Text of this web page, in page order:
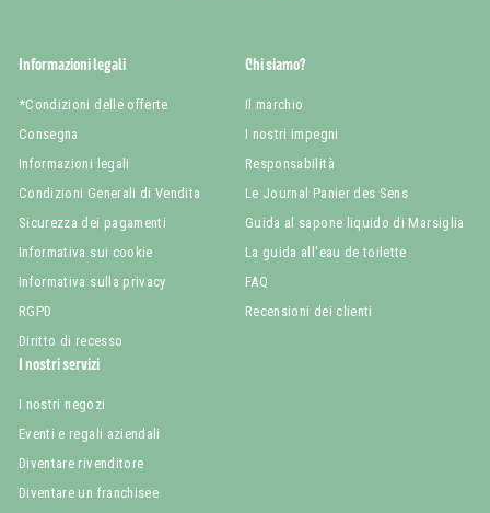
Informazioni legali
*Condizioni delle offerte
Consegna
Informazioni legali
Condizioni Generali di Vendita
Sicurezza dei pagamenti
Informativa sui cookie
Informativa sulla privacy
RGPD
Diritto di recesso
Chi siamo?
Il marchio
I nostri impegni
Responsabilità
Le Journal Panier des Sens
Guida al sapone liquido di Marsiglia
La guida all'eau de toilette
FAQ
Recensioni dei clienti
I nostri servizi
I nostri negozi
Eventi e regali aziendali
Diventare rivenditore
Diventare un franchisee